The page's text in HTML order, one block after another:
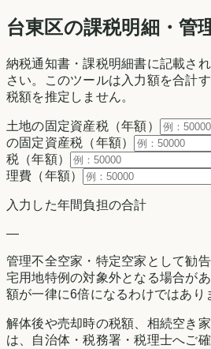
台東区の課税明細・管
納税通知書・課税明細書に記載さ
さい。このツールは入力額を合計
税額を推定しません。
土地の固定資産税（年額）
の固定資産税（年額）
税（年額）
理費（年額）
入力した年間負担の合計
—
管理不全空家・特定空家として勧
宅用地特例の対象外となる場合が
額が一律に6倍になるわけではあり
解体後や売却時の税額、相続空き
は、自治体・税務署・税理士へご確